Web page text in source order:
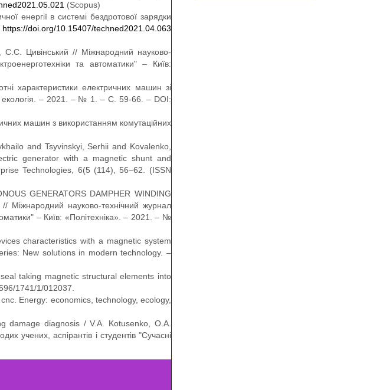
(Scopus)
енергії в системі бездротової зарядки
https://doi.org/10.15407/techned2021.04.063
С.С. Цивінський // Міжнародний науково-
та автоматики" – Київ:
характеристики електричних машин зі
екологія. – 2021. – № 1. – С. 59-66. – DOI:
машин з використанням комутаційних
and Tsyvinskyi, Serhii and Kovalenko,
generator with a magnetic shunt and
Technologies, 6(5 (114), 56–62. (ISSN
GENERATORS DAMPHER WINDING
Міжнародний науково-технічний журнал
– Київ: «Політехніка». – 2021. – №
characteristics with a magnetic system
New solutions in modern technology. –
taking magnetic structural elements into
1741/1/012037.
Energy: economics, technology, ecology,
damage diagnosis / V.A. Kotusenko, O.А.
учених, аспірантів і студентів "Сучасні